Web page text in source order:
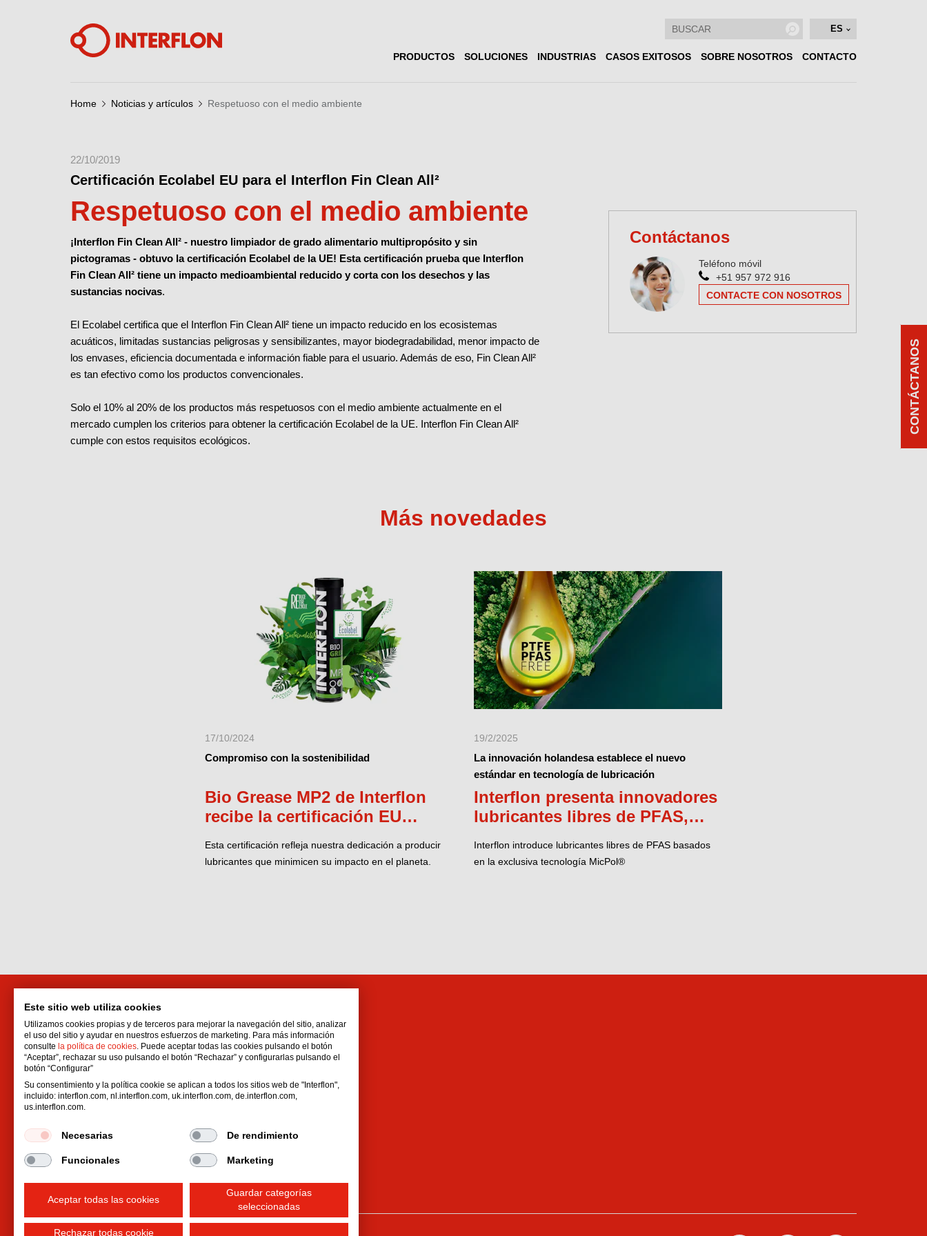
ES
PRODUCTOS SOLUCIONES INDUSTRIAS CASOS EXITOSOS SOBRE NOSOTROS CONTACTO
Home Noticias y artículos Respetuoso con el medio ambiente
22/10/2019
Certificación Ecolabel EU para el Interflon Fin Clean All²
Respetuoso con el medio ambiente
¡Interflon Fin Clean All² - nuestro limpiador de grado alimentario multipropósito y sin
pictogramas - obtuvo la certificación Ecolabel de la UE! Esta certificación prueba que Interflon
Fin Clean All² tiene un impacto medioambiental reducido y corta con los desechos y las
sustancias nocivas.
El Ecolabel certifica que el Interflon Fin Clean All² tiene un impacto reducido en los ecosistemas
acuáticos, limitadas sustancias peligrosas y sensibilizantes, mayor biodegradabilidad, menor impacto de
los envases, eficiencia documentada e información fiable para el usuario. Además de eso, Fin Clean All²
es tan efectivo como los productos convencionales.
Solo el 10% al 20% de los productos más respetuosos con el medio ambiente actualmente en el
mercado cumplen los criterios para obtener la certificación Ecolabel de la UE. Interflon Fin Clean All²
cumple con estos requisitos ecológicos.
Contáctanos
Teléfono móvil
+51 957 972 916
CONTACTE CON NOSOTROS
Más novedades
17/10/2024
Compromiso con la sostenibilidad
Bio Grease MP2 de Interflon
recibe la certificación EU
Esta certificación refleja nuestra dedicación a producir
lubricantes que minimicen su impacto en el planeta.
19/2/2025
La innovación holandesa establece el nuevo
estándar en tecnología de lubricación
Interflon presenta innovadores
lubricantes libres de PFAS,
cumplir con las regulaciones
Interflon introduce lubricantes libres de PFAS basados
en la exclusiva tecnología MicPol®
Distribuidor para Ecuador
Interflon Perú S.A.C.
Calle Joaquin Capello No. 194
San Martin de Porres
Perú
Email:
administracionperu1@interflon.com
Phone:+51 957 972 916
CONTÁCTANOS
Este sitio web utiliza cookies
Utilizamos cookies propias y de terceros para mejorar la navegación del sitio, analizar
el uso del sitio y ayudar en nuestros esfuerzos de marketing. Para más información
consulte la política de cookies. Puede aceptar todas las cookies pulsando el botón
“Aceptar”, rechazar su uso pulsando el botón “Rechazar” y configurarlas pulsando el
botón “Configurar”
Su consentimiento y la política cookie se aplican a todos los sitios web de "Interflon",
incluido: interflon.com, nl.interflon.com, uk.interflon.com, de.interflon.com,
us.interflon.com.
Necesarias De rendimiento
Funcionales Marketing
Aceptar todas las cookies
Guardar categorías
seleccionadas
Rechazar todas cookie